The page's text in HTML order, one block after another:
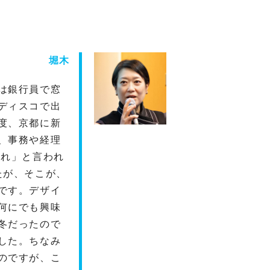
堀木
銀行員で窓
ィスコで出
、京都に新
事務や経理
」と言われ
、そこが、
す。デザイ
にでも興味
だったので
た。ちなみ
ですが、こ